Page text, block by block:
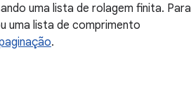
uma lista de rolagem finita. Para
uma lista de comprimento
.